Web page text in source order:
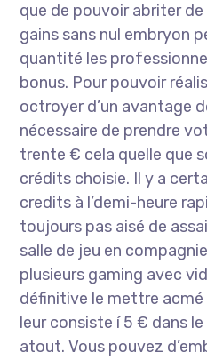
que de pouvoir abriter
gains sans nul embryon
quantité les
bonus. Pour pouvoir
octroyer d’un avantage
nécessaire de prendre
trente € cela quelle que
crédits choisie. Il y a
credits à l’demi-heure
toujours pas aisé de
salle de jeu en
plusieurs gaming avec
définitive le mettre
leur consiste í 5 € dans
atout. Vous pouvez